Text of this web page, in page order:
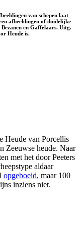
van schepen laat
afbeeldingen of duidelijke
en Gaffelaars. Uitg.
Heude is.
Heude van Porcellis
Zeeuwse heude. Naar
met het door Peeters
aldaar
opgeboeid, maar 100
inziens niet.